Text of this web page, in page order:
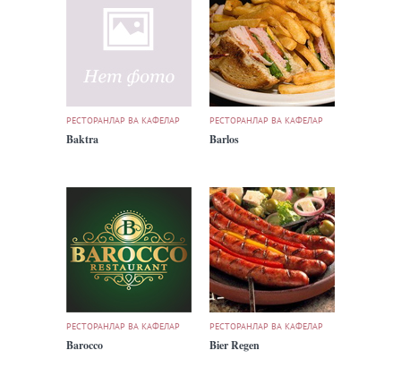
РЕСТОРАНЛАР ВА КАФЕЛАР
Baktra
РЕСТОРАНЛАР ВА КАФЕЛАР
Barlos
РЕСТОРАНЛАР ВА КАФЕЛАР
Barocco
РЕСТОРАНЛАР ВА КАФЕЛАР
Bier Regen